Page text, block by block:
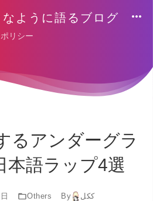
ように語るブログ
リシー
るアンダーグラ
本語ラップ4選
Others By ككل